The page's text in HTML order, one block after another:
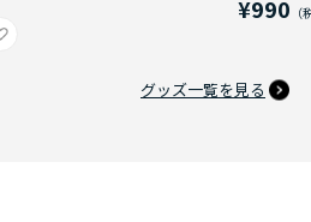
¥990
グッズ一覧を見る